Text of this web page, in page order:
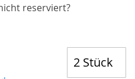
reserviert?